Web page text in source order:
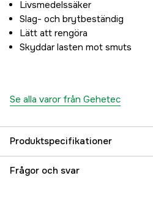
Livsmedelssäker
Slag- och brytbeständig
Lätt att rengöra
Skyddar lasten mot smuts
Se alla varor från Gehetec
Produktspecifikationer
Referensnummer
Frågor och svar